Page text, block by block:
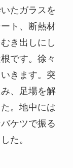
たガラスを
ト、断熱材
き出しにし
です。徐々
きます。突
、足場を解
。地中には
ケツで振る
た。